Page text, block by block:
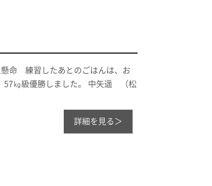
習したあとのごはんは、お
㎏級優勝しました。 中矢遥 （松
詳細を見る＞